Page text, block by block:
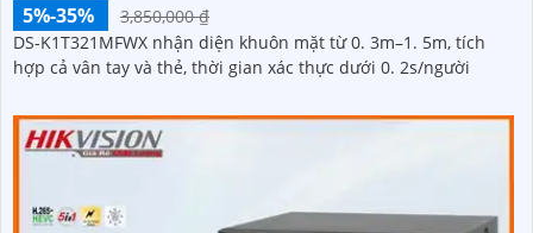
5%-35%
3,850,000 ₫
DS-K1T321MFWX nhận diện khuôn mặt từ 0. 3m–1. 5m, tích
hợp cả vân tay và thẻ, thời gian xác thực dưới 0. 2s/người